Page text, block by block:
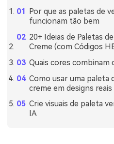
Por que as paletas de
funcionam tão bem
20+ Ideias de Paletas
Creme (com Códigos
Quais cores combinam
Como usar uma paleta
creme em designs reais
Crie visuais de paleta
IA